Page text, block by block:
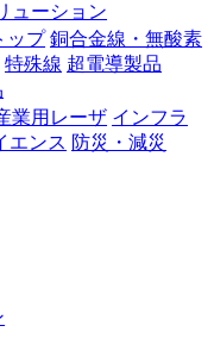
ューション
ップ 銅合金線・無酸素
特殊線 超電導製品
業用レーザ インフラ
エンス 防災・減災